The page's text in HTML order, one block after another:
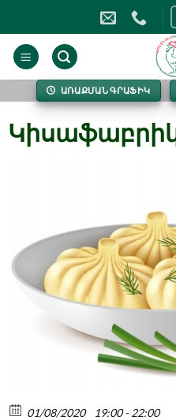
content
ԱՌԱՔՄԱՆ ԳՐԱՖԻԿ
01/08/2020 19:00 - 22:00